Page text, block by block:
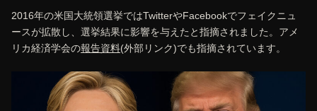
2016年の米国大統領選挙ではTwitterやFacebookでフェイクニュ
ースが拡散し、選挙結果に影響を与えたと指摘されました。アメ
リカ経済学会の報告資料(外部リンク)でも指摘されています。